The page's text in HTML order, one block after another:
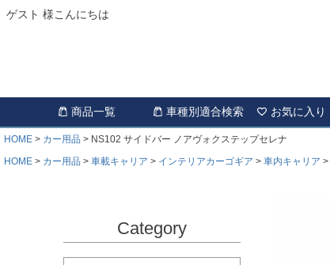
ゲスト 様こんにちは
商品一覧 車種別適合検索 お気に入り
HOME カー用品
NS102 サイドバー ノアヴォクステップセレナ
HOME
カー用品 車載キャリア インテリアカーゴギア 車内キャリア
Category